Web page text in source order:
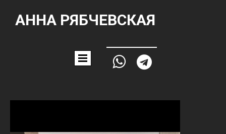
АННА РЯБЧЕВСКАЯ
 